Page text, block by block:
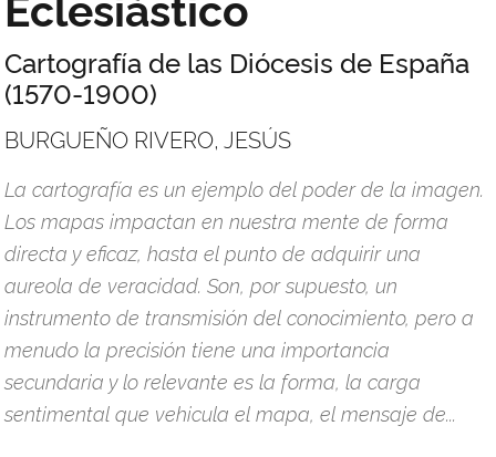
Cartografía de las Diócesis de España
(1570-1900)
BURGUEÑO RIVERO, JESÚS
La cartografía es un ejemplo del poder de la imagen.
Los mapas impactan en nuestra mente de forma
directa y eficaz, hasta el punto de adquirir una
aureola de veracidad. Son, por supuesto, un
instrumento de transmisión del conocimiento, pero a
menudo la precisión tiene una importancia
secundaria y lo relevante es la forma, la carga
sentimental que vehicula el mapa, el mensaje de...